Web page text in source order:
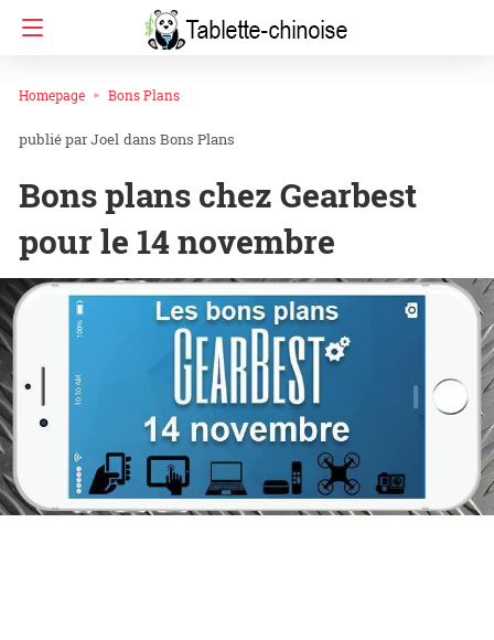
Homepage Bons Plans
Joel dans Bons Plans
Bons plans chez Gearbest
pour le 14 novembre